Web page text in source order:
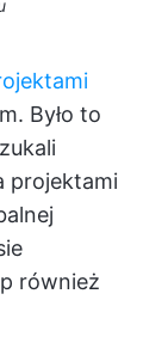
Było to
projektami
również